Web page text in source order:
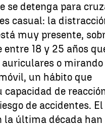
se detenga para
casual: la
muy presente,
entre 18 y 25 años
o
, un hábito que
capacidad de
de accidentes.
la última década